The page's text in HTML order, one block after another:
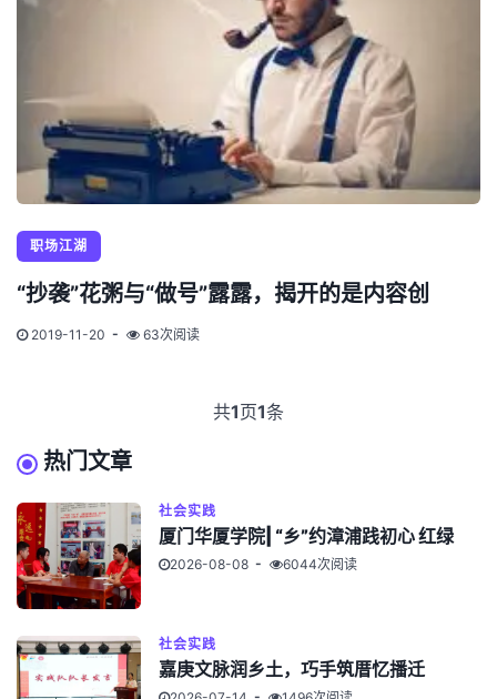
职场江湖
“抄袭”花粥与“做号”露露，揭开的是内容创
2019-11-20 63次阅读
共1页1条
热门文章
社会实践
厦门华厦学院| “乡”约漳浦践初心 红绿
2026-08-08 6044次阅读
社会实践
嘉庚文脉润乡土，巧手筑厝忆播迁